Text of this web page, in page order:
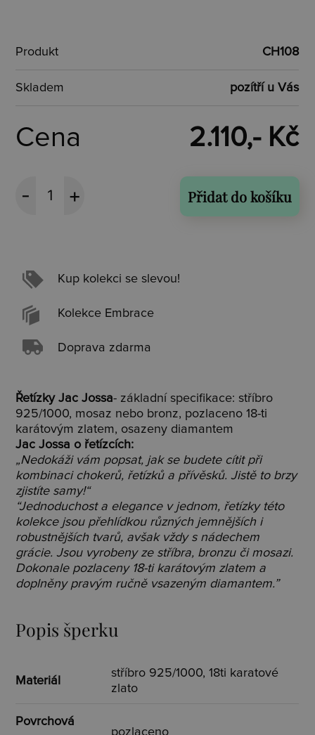
Produkt CH108
Skladem pozítří u Vás
Cena 2.110,- Kč
Přidat do košíku
Kup kolekci se slevou!
Kolekce Embrace
Doprava zdarma
Řetízky Jac Jossa- základní specifikace: stříbro
925/1000, mosaz nebo bronz, pozlaceno 18-ti
karátovým zlatem, osazeny diamantem
Jac Jossa o řetízcích:
„Nedokáži vám popsat, jak se budete cítit při
kombinaci chokerů, řetízků a přívěsků. Jistě to brzy
zjistíte samy!“
“Jednoduchost a elegance v jednom, řetízky této
kolekce jsou přehlídkou různých jemnějších i
robustnějších tvarů, avšak vždy s nádechem
grácie. Jsou vyrobeny ze stříbra, bronzu či mosazi.
Dokonale pozlaceny 18-ti karátovým zlatem a
doplněny pravým ručně vsazeným diamantem.”
Popis šperku
Materiál
stříbro 925/1000, 18ti karatové
zlato
Povrchová
pozlaceno